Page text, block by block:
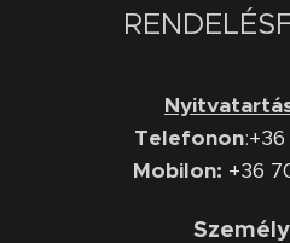
Telefonon:
Mobilon: +36